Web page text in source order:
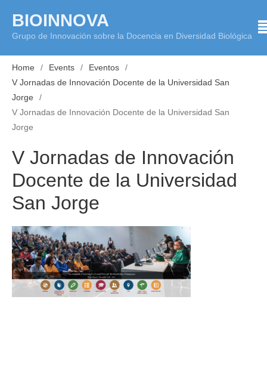
content
BIOINNOVA
Grupo de Innovación sobre la Docencia en Diversidad Biológica
Home Events
Eventos
V Jornadas de Innovación Docente de la Universidad San
Jorge
V Jornadas de Innovación Docente de la Universidad San
Jorge
V Jornadas de Innovación
Docente de la Universidad
San Jorge